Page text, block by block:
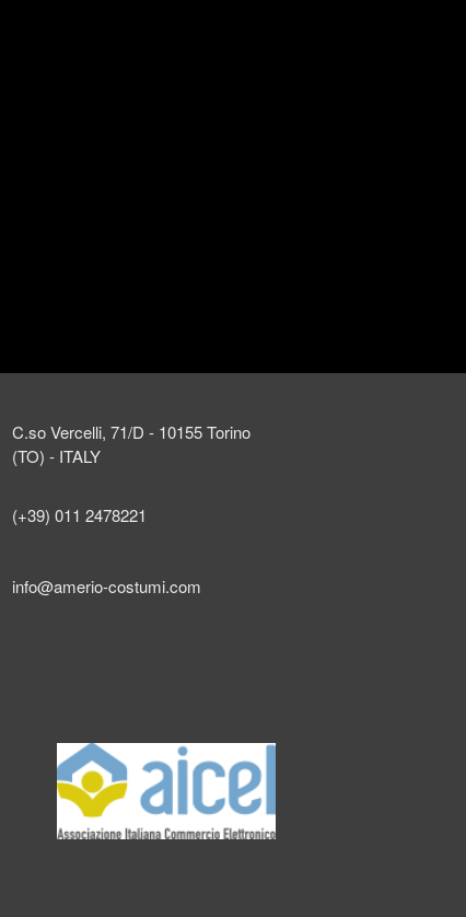
C.so Vercelli, 71/D - 10155 Torino
(TO) - ITALY
(+39) 011 2478221
info@amerio-costumi.com